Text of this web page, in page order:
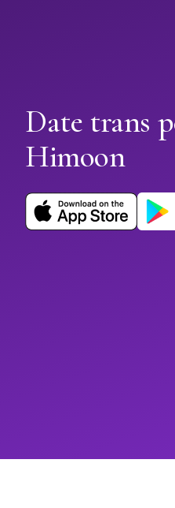
Date trans
Himoon